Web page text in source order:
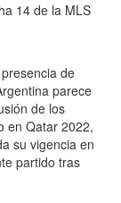
14 de la MLS
de
parece
de los
en Qatar 2022,
su vigencia en
partido tras